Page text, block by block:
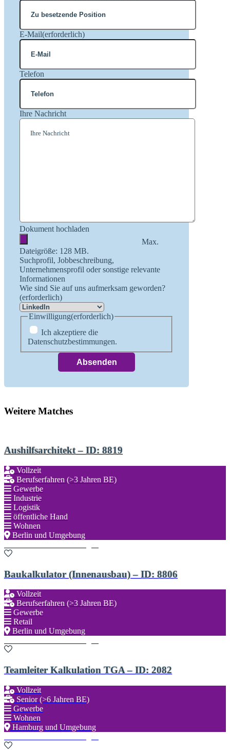
E-Mail(erforderlich)
Telefon
Ihre Nachricht
Dokument hochladen
Max.
Dateigröße: 128 MB.
Suchprofil, Jobbeschreibung,
Unternehmensprofil oder sonstige relevante
Informationen
Wie sind Sie auf uns aufmerksam geworden?
(erforderlich)
Einwilligung(erforderlich)
Ich akzeptiere die
Datenschutzbestimmungen.
Weitere Matches
Aushilfsarchitekt – ID: 8819
Vollzeit
Berufserfahren (>3 Jahren BE)
Gewerbe
Industrie
Logistik
öffentliche Hand
Wohnen
Berlin und Umgebung
Baukalkulator (Innenausbau) – ID: 8806
Vollzeit
Berufserfahren (>3 Jahren BE)
Gewerbe
Retail
Berlin und Umgebung
Teamleiter Kalkulation TGA – ID: 2082
Vollzeit
Senior (>6 Jahren BE)
Gewerbe
Wohnen
Hamburg und Umgebung